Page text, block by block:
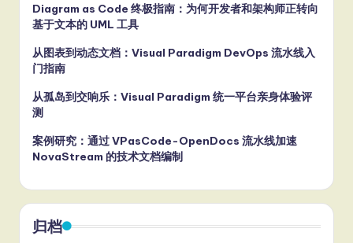
Diagram as Code 终极指南：为何开发者和架构师正转向
基于文本的 UML 工具
从图表到动态文档：Visual Paradigm DevOps 流水线入
门指南
从孤岛到交响乐：Visual Paradigm 统一平台亲身体验评
测
案例研究：通过 VPasCode-OpenDocs 流水线加速
NovaStream 的技术文档编制
归档